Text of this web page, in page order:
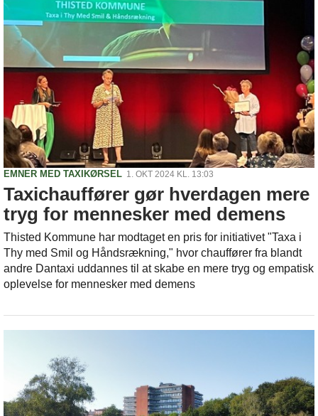
EMNER MED TAXIKØRSEL 1. OKT 2024 KL. 13:03
Taxichauffører gør hverdagen mere
tryg for mennesker med demens
Thisted Kommune har modtaget en pris for initiativet "Taxa i
Thy med Smil og Håndsrækning," hvor chauffører fra blandt
andre Dantaxi uddannes til at skabe en mere tryg og empatisk
oplevelse for mennesker med demens